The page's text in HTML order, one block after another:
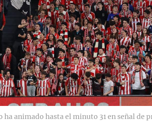
animado hasta el minuto 31 en señal de